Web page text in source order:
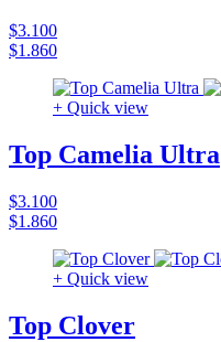
$3.100
$1.860
+ Quick view
Top Camelia Ultra
$3.100
$1.860
+ Quick view
Top Clover